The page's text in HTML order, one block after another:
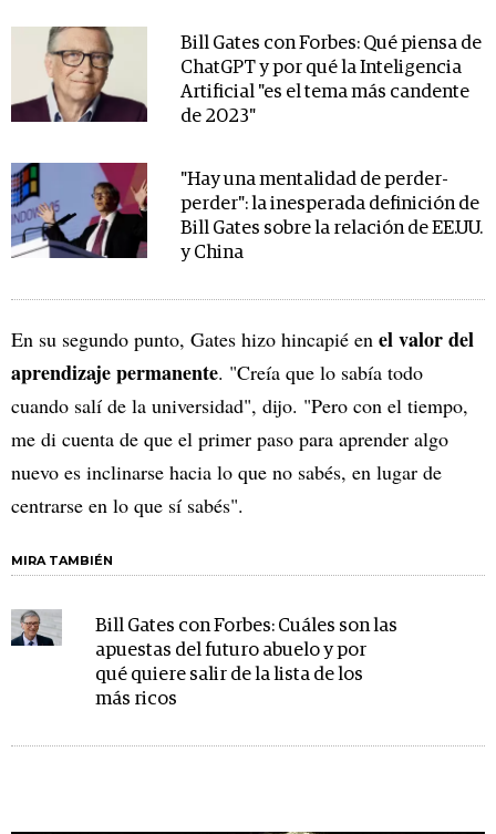
Bill Gates con Forbes: Qué piensa de
ChatGPT y por qué la Inteligencia
Artificial "es el tema más candente
de 2023"
"Hay una mentalidad de perder-
perder": la inesperada definición de
Bill Gates sobre la relación de EE.UU.
y China
En su segundo punto, Gates hizo hincapié en el valor del
aprendizaje permanente. "Creía que lo sabía todo
cuando salí de la universidad", dijo. "Pero con el tiempo,
me di cuenta de que el primer paso para aprender algo
nuevo es inclinarse hacia lo que no sabés, en lugar de
centrarse en lo que sí sabés".
MIRA TAMBIÉN
Bill Gates con Forbes: Cuáles son las
apuestas del futuro abuelo y por
qué quiere salir de la lista de los
más ricos